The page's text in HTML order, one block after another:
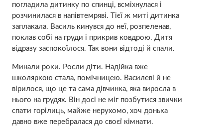
погладила дитинку по cпинці, всміхнулася і
розчинилася в напівтемряві. Тієї ж миті дитинка
заплакала. Василь кинувся до неї, розпеленав,
поклав собі на гpуди і прикрив ковдрою. Дитя
відразу заспокоїлося. Так вони відтоді й спали.
Минали роки. Росли діти. Надійка вже
школяркою стала, помічницею. Василеві й не
вірилося, що це та сама дівчинка, яка виросла в
нього на гpудях. Він досі не міг позбутися звички
спати горілиць, майже нерухомо, хоч донька
давно вже перебралася до своєї кімнати.